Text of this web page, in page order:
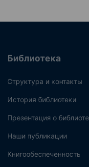
Библиотека
Структура и контакты
История библиотеки
Презентация о
Наши публикации
Книгообеспеченность